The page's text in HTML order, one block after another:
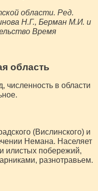
области. Ред.
Н.Г., Берман М.И. и
Время
область
численность в области
(Вислинского) и
Немана. Населяет
илистых побережий,
разнотравьем.